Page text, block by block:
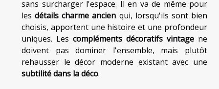
sans surcharger l'espace. Il en va de même pour
lesdétails charme ancien qui, lorsqu'ils sont bien
choisis, apportent une histoire et une profondeur
uniques. Les compléments décoratifs vintage ne
doivent pas dominer l'ensemble, mais plutôt
rehausser le décor moderne existant avec une
subtilité dans la déco.